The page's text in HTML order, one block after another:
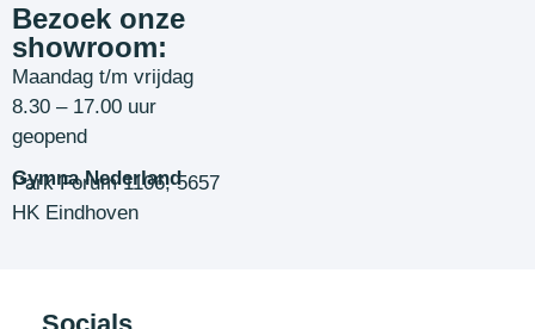
Bezoek onze
showroom:
Maandag t/m vrijdag
8.30 – 17.00 uur
geopend
Gymna Nederland
Park Forum 1106, 5657
HK Eindhoven